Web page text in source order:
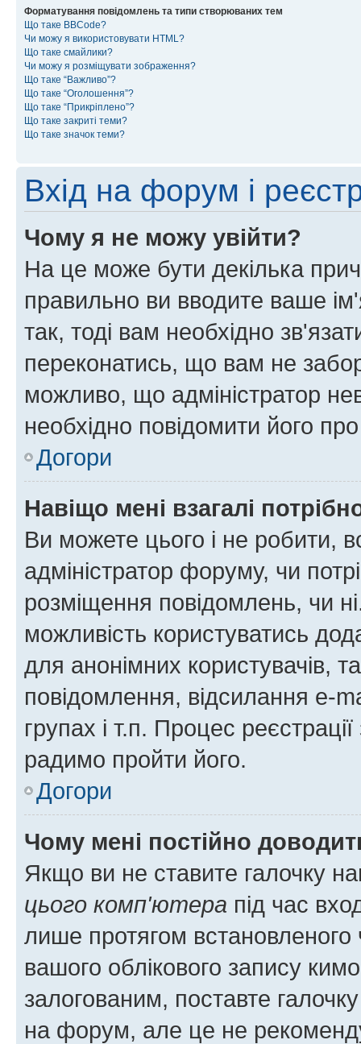
Форматування повідомлень та типи створюваних тем
Що таке BBCode?
Чи можу я використовувати HTML?
Що таке смайлики?
Чи можу я розміщувати зображення?
Що таке “Важливо”?
Що таке “Оголошення”?
Що таке “Прикріплено”?
Що таке закриті теми?
Що таке значок теми?
Вхід на форум і
Чому я не можу увійти?
На це може бути декілька
правильно ви вводите ваше
так, тоді вам необхідно
переконатись, що вам не
можливо, що адміністратор
необхідно повідомити його
Догори
Навіщо мені взагалі
Ви можете цього і не робити,
адміністратор форуму, чи
розміщення повідомлень, чи
можливість користуватись
для анонімних користувачів,
повідомлення, відсилання e-
групах і т.п. Процес
радимо пройти його.
Догори
Чому мені постійно
Якщо ви не ставите галочку
цього комп'ютера під час
лише протягом встановленого
вашого облікового запису
залогованим, поставте
на форум, але це не